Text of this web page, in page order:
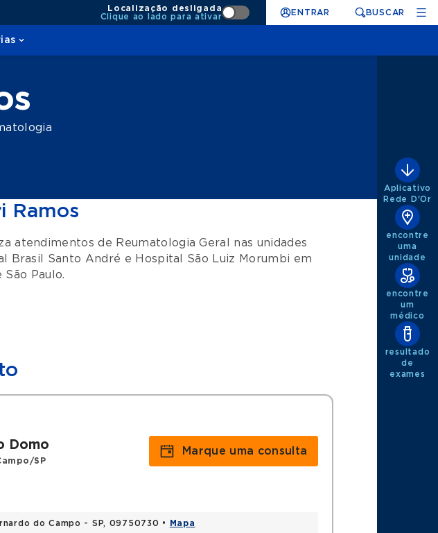
Localização desligada
Clique ao lado para ativar
ENTRAR BUSCAR
Ramos
atendimentos de Reumatologia Geral
nas unidades
Brasil Santo André e Hospital São Luiz Morumbi em
São Paulo.
Domo
SP
do Campo - SP, 09750730 • Mapa
Marque uma consulta
Aplicativo
Rede D'Or
encontre
uma
unidade
encontre
um
médico
resultado
de
exames